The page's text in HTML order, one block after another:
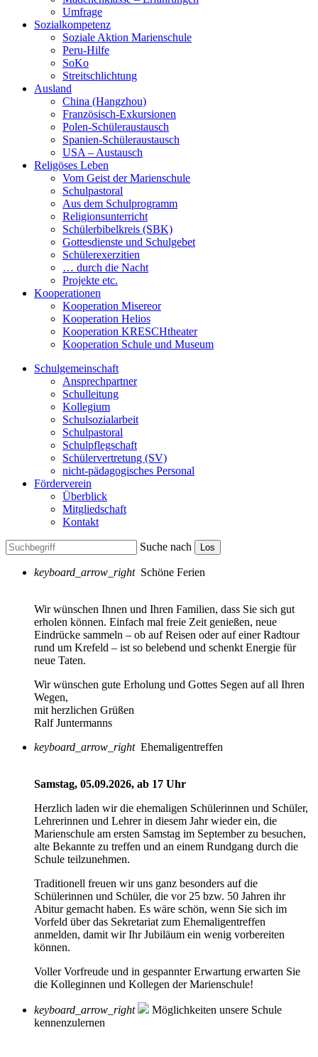
Umfrage
Sozialkompetenz
Soziale Aktion Marienschule
Peru-Hilfe
SoKo
Streitschlichtung
Ausland
China (Hangzhou)
Französisch-Exkursionen
Polen-Schüleraustausch
Spanien-Schüleraustausch
USA – Austausch
Religöses Leben
Vom Geist der Marienschule
Schulpastoral
Aus dem Schulprogramm
Religionsunterricht
Schülerbibelkreis (SBK)
Gottesdienste und Schulgebet
Schülerexerzitien
… durch die Nacht
Projekte etc.
Kooperationen
Kooperation Misereor
Kooperation Helios
Kooperation KRESCHtheater
Kooperation Schule und Museum
Schulgemeinschaft
Ansprechpartner
Schulleitung
Kollegium
Schulsozialarbeit
Schulpastoral
Schulpflegschaft
Schülervertretung (SV)
nicht-pädagogisches Personal
Förderverein
Überblick
Mitgliedschaft
Kontakt
Suche nach Los
keyboard_arrow_right Schöne Ferien
Wir wünschen Ihnen und Ihren Familien, dass Sie sich gut
erholen können. Einfach mal freie Zeit genießen, neue
Eindrücke sammeln – ob auf Reisen oder auf einer Radtour
rund um Krefeld – ist so belebend und schenkt Energie für
neue Taten.
Wir wünschen gute Erholung und Gottes Segen auf all Ihren
Wegen,
mit herzlichen Grüßen
Ralf Juntermanns
keyboard_arrow_right Ehemaligentreffen
Samstag, 05.09.2026, ab 17 Uhr
Herzlich laden wir die ehemaligen Schülerinnen und Schüler,
Lehrerinnen und Lehrer in diesem Jahr wieder ein, die
Marienschule am ersten Samstag im September zu besuchen,
alte Bekannte zu treffen und an einem Rundgang durch die
Schule teilzunehmen.
Traditionell freuen wir uns ganz besonders auf die
Schülerinnen und Schüler, die vor 25 bzw. 50 Jahren ihr
Abitur gemacht haben. Es wäre schön, wenn Sie sich im
Vorfeld über das Sekretariat zum Ehemaligentreffen
anmelden, damit wir Ihr Jubiläum ein wenig vorbereiten
können.
Voller Vorfreude und in gespannter Erwartung erwarten Sie
die Kolleginnen und Kollegen der Marienschule!
keyboard_arrow_right
Möglichkeiten unsere Schule
kennenzulernen